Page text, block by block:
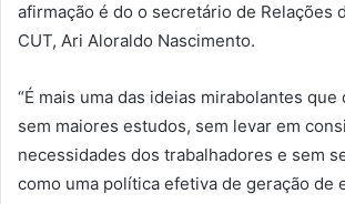
afirmação é do o secretário de Relações
CUT, Ari Aloraldo Nascimento.
“É mais uma das ideias mirabolantes que
sem maiores estudos, sem levar em
necessidades dos trabalhadores e sem
como uma política efetiva de geração de